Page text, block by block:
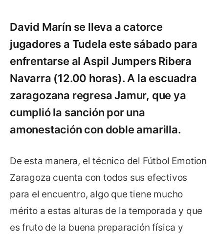
David Marín se lleva a catorce
jugadores a Tudela este sábado para
enfrentarse al Aspil Jumpers Ribera
Navarra (12.00 horas). A la escuadra
zaragozana regresa Jamur, que ya
cumplió la sanción por una
amonestación con doble amarilla.
De esta manera, el técnico del Fútbol Emotion
Zaragoza cuenta con todos sus efectivos
para el encuentro, algo que tiene mucho
mérito a estas alturas de la temporada y que
es fruto de la buena preparación física y